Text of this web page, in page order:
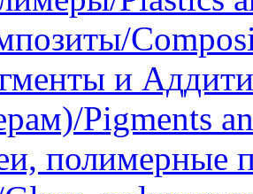
и
Pigments
полимерные